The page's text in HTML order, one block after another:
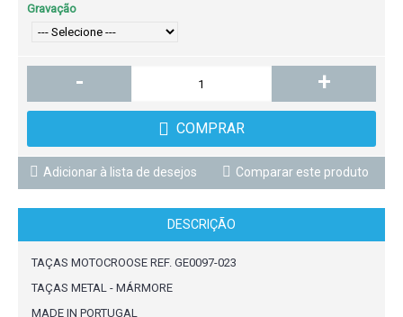
Gravação
- +
COMPRAR
Adicionar à lista de desejos Comparar este produto
DESCRIÇÃO
TAÇAS MOTOCROOSE REF. GE0097-023
TAÇAS METAL - MÁRMORE
MADE IN PORTUGAL